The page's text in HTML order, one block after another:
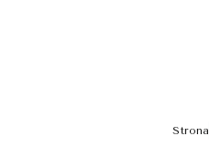
Strona